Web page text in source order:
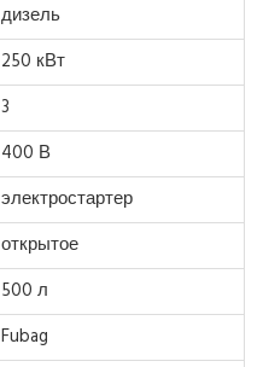
дизель
250 кВт
3
400 В
электростартер
открытое
500 л
Fubag